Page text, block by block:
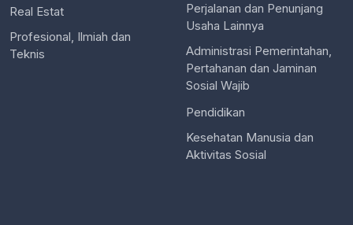
Real Estat
Profesional, Ilmiah dan
Teknis
Perjalanan dan Penunjang
Usaha Lainnya
Administrasi Pemerintahan,
Pertahanan dan Jaminan
Sosial Wajib
Pendidikan
Kesehatan Manusia dan
Aktivitas Sosial